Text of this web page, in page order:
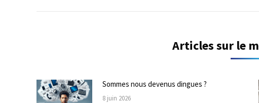
commentaire
Articles sur le
Sommes nous devenus dingues ?
8 juin 2026